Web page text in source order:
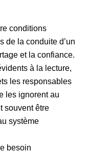
conditions
de la conduite d’un
et la confiance.
à la lecture,
les responsables
les ignorent au
souvent être
système
besoin